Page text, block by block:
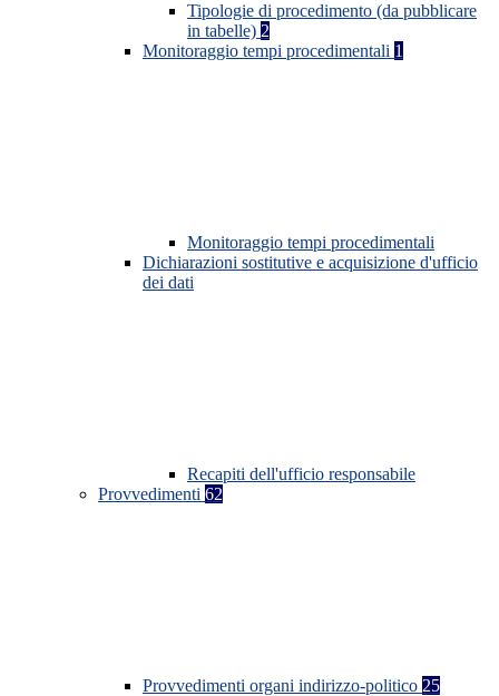
Tipologie di procedimento (da pubblicare
in tabelle) 2
Monitoraggio tempi procedimentali 1
Monitoraggio tempi procedimentali
Dichiarazioni sostitutive e acquisizione d'ufficio
dei dati
Recapiti dell'ufficio responsabile
Provvedimenti 62
Provvedimenti organi indirizzo-politico 25